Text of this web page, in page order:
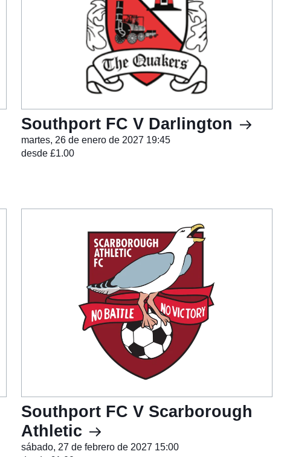
Southport FC V Darlington
martes, 26 de enero de 2027 19:45
desde £1.00
Southport FC V Scarborough
Athletic
sábado, 27 de febrero de 2027 15:00